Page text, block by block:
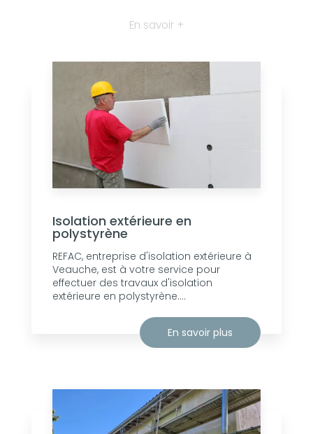
En savoir +
Isolation extérieure en
polystyrène
REFAC, entreprise d'isolation extérieure à
Veauche, est à votre service pour
effectuer des travaux d'isolation
extérieure en polystyrène....
En savoir plus